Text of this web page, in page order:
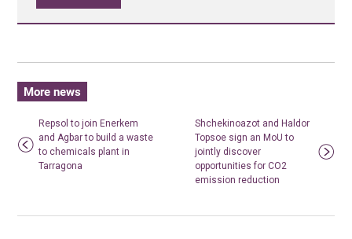
More news
Repsol to join Enerkem
and Agbar to build a waste
to chemicals plant in
Tarragona
Shchekinoazot and Haldor
Topsoe sign an MoU to
jointly discover
opportunities for CO2
emission reduction